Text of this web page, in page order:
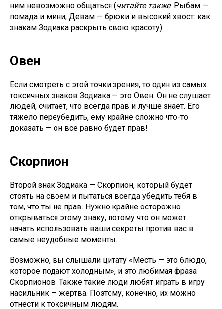
ним невозможно общаться (читайте также: Рыбам —
помада и мини, Девам — брюки и высокий хвост: как
знакам Зодиака раскрыть свою красоту).
Овен
Если смотреть с этой точки зрения, то один из самых
токсичных знаков Зодиака — это Овен. Он не слушает
людей, считает, что всегда прав и лучше знает. Его
тяжело переубедить, ему крайне сложно что-то
доказать — он все равно будет прав!
Скорпион
Второй знак Зодиака — Скорпион, который будет
стоять на своем и пытаться всегда убедить тебя в
том, что ты не прав. Нужно крайне осторожно
открываться этому знаку, потому что он может
начать использовать ваши секреты против вас в
самые неудобные моменты.
Возможно, вы слышали цитату «Месть — это блюдо,
которое подают холодным», и это любимая фраза
Скорпионов. Также такие люди любят играть в игру
насильник — жертва. Поэтому, конечно, их можно
отнести к токсичным людям.